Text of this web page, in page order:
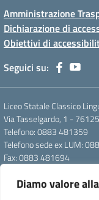
Diamo valore
Amministrazione
Dichiarazione di
Obiettivi di
Seguici su:
Liceo Statale Classico
Via Tasselgardo, 1 -
Telefono: 0883 481359
Telefono sede ex LUM:
Fax: 0883 481694
Pec:
Codice Meccanografico: